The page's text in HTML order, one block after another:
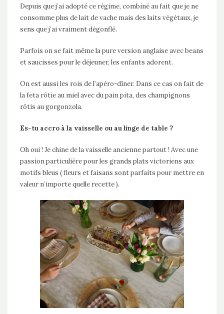
Depuis que j’ai adopté ce régime, combiné au fait que je ne
consomme plus de lait de vache mais des laits végétaux, je
sens que j’ai vraiment dégonflé.
Parfois on se fait même la pure version anglaise avec beans
et saucisses pour le déjeuner, les enfants adorent.
On est aussi les rois de l’apéro-dîner. Dans ce cas on fait de
la feta rôtie au miel avec du pain pita, des champignons
rôtis au gorgonzola.
Es-tu accro à la vaisselle ou au linge de table ?
Oh oui ! Je chine de la vaisselle ancienne partout ! Avec une
passion particulière pour les grands plats victoriens aux
motifs bleus ( fleurs et faisans sont parfaits pour mettre en
valeur n’importe quelle recette ).